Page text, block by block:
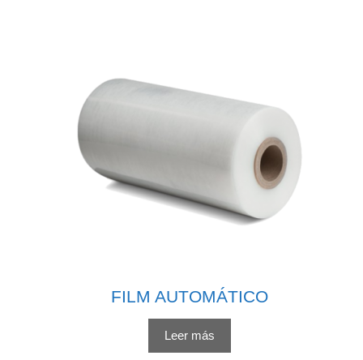
FILM AUTOMÁTICO
Leer más